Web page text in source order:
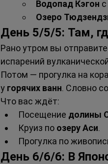
Водопад Кэгон
Озеро
День 5/5/5: Там,
Рано утром вы
испарений
Потом — прогулка на
у горячих ванн. Словно
Что вас ждёт:
Посещение долины
Круиз по озеру Аси.
Прогулка по
День 6/6/6: В